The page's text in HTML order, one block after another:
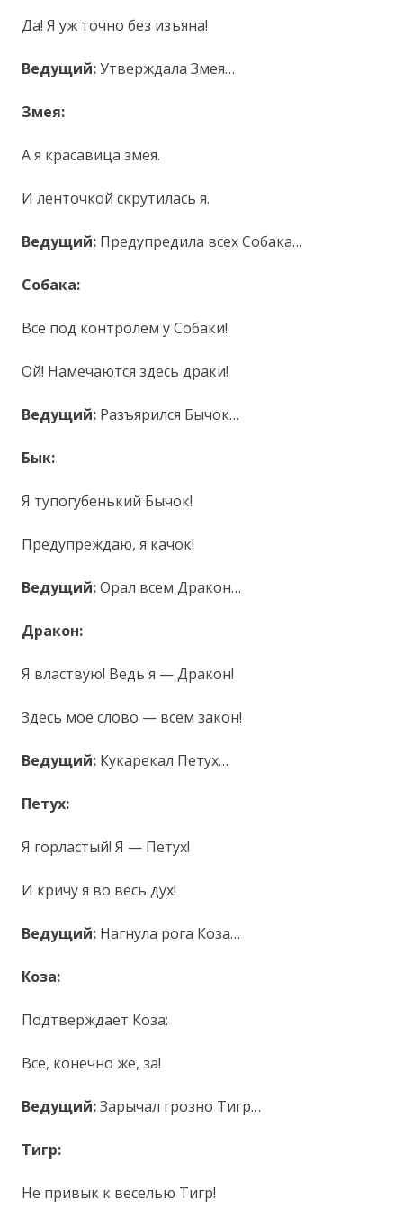
Да! Я уж точно без изъяна!
Ведущий:Утверждала Змея…
Змея:
А я красавица змея.
И ленточкой скрутилась я.
Ведущий: Предупредила всех Собака…
Собака:
Все под контролем у Собаки!
Ой! Намечаются здесь драки!
Ведущий: Разъярился Бычок…
Бык:
Я тупогубенький Бычок!
Предупреждаю, я качок!
Ведущий:Орал всем Дракон…
Дракон:
Я властвую! Ведь я — Дракон!
Здесь мое слово — всем закон!
Ведущий: Кукарекал Петух…
Петух:
Я горластый! Я — Петух!
И кричу я во весь дух!
Ведущий: Нагнула рога Коза…
Коза:
Подтверждает Коза:
Все, конечно же, за!
Ведущий:Зарычал грозно Тигр…
Тигр:
Не привык к веселью Тигр!